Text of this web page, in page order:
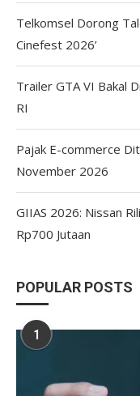
Telkomsel Dorong
Cinefest 2026’
Trailer GTA VI Bakal
RI
Pajak E-commerce
November 2026
GIIAS 2026: Nissan
Rp700 Jutaan
POPULAR POSTS
1